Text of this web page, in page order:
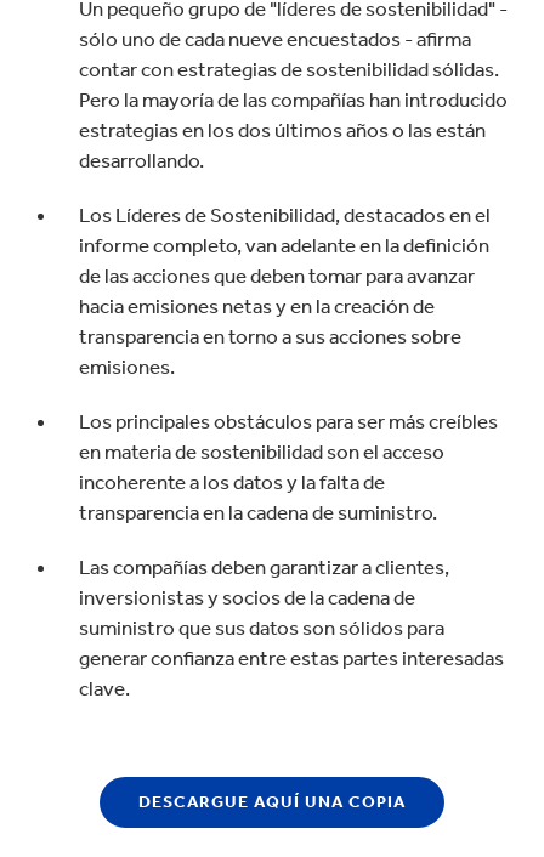
Un pequeño grupo de "líderes de sostenibilidad" -
sólo uno de cada nueve encuestados - afirma
contar con estrategias de sostenibilidad sólidas.
Pero la mayoría de las compañías han introducido
estrategias en los dos últimos años o las están
desarrollando.
Los Líderes de Sostenibilidad, destacados en el
informe completo, van adelante en la definición
de las acciones que deben tomar para avanzar
hacia emisiones netas y en la creación de
transparencia en torno a sus acciones sobre
emisiones.
Los principales obstáculos para ser más creíbles
en materia de sostenibilidad son el acceso
incoherente a los datos y la falta de
transparencia en la cadena de suministro.
Las compañías deben garantizar a clientes,
inversionistas y socios de la cadena de
suministro que sus datos son sólidos para
generar confianza entre estas partes interesadas
clave.
DESCARGUE AQUÍ UNA COPIA